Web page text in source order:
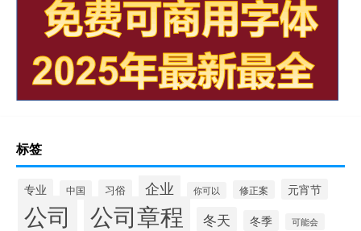
标签
专业 中国 习俗 企业 你可以 修正案 元宵节
公司 公司章程 冬天 冬季 可能会